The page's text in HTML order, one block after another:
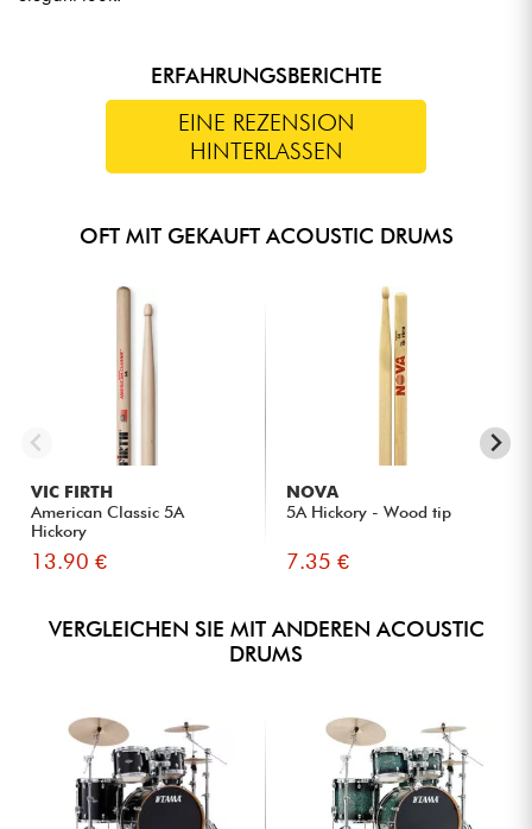
ERFAHRUNGSBERICHTE
EINE REZENSION
HINTERLASSEN
OFT MIT GEKAUFT ACOUSTIC DRUMS
VIC FIRTH
American Classic 5A
Hickory
13.90 €
NOVA
5A Hickory - Wood tip
7.35 €
VERGLEICHEN SIE MIT ANDEREN ACOUSTIC
DRUMS